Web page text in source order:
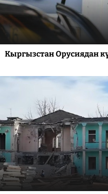
Кыргызстан Орусиядан